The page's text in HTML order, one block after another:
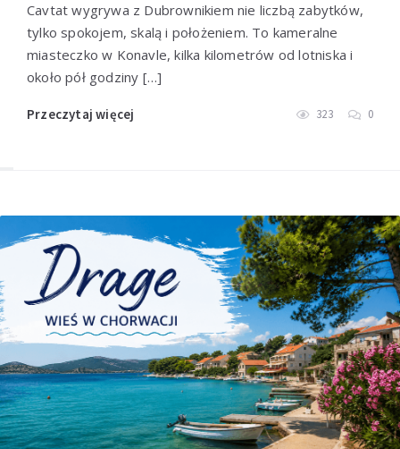
Cavtat wygrywa z Dubrownikiem nie liczbą zabytków,
tylko spokojem, skalą i położeniem. To kameralne
miasteczko w Konavle, kilka kilometrów od lotniska i
około pół godziny […]
Przeczytaj więcej 323 0